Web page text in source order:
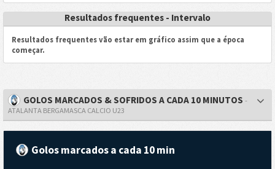
Resultados frequentes - Intervalo
Resultados frequentes vão estar em gráfico assim que a época
começar.
GOLOS MARCADOS & SOFRIDOS A CADA 10 MINUTOS -
ATALANTA BERGAMASCA CALCIO U23
Golos marcados a cada 10 min